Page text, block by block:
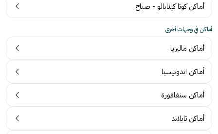
أماكن كوتا كينابالو - صباح
أماكن في وجهات أخرى
أماكن ماليزيا
أماكن اندونيسيا
أماكن سنغافورة
أماكن تايلاند